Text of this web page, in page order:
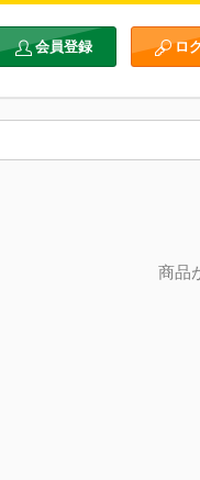
会員登録 ロ
商品